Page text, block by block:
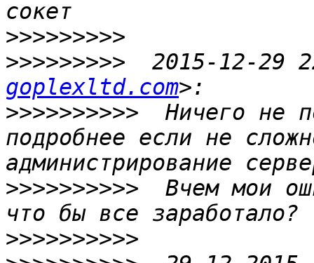
>>>>>>>>>
>>>>>>>>> 2015-12-29
goplexltd.com
>>>>>>>>>> Ничего не
подробнее если не
>>>>>>>>>> Вчем мои
>>>>>>>>>>